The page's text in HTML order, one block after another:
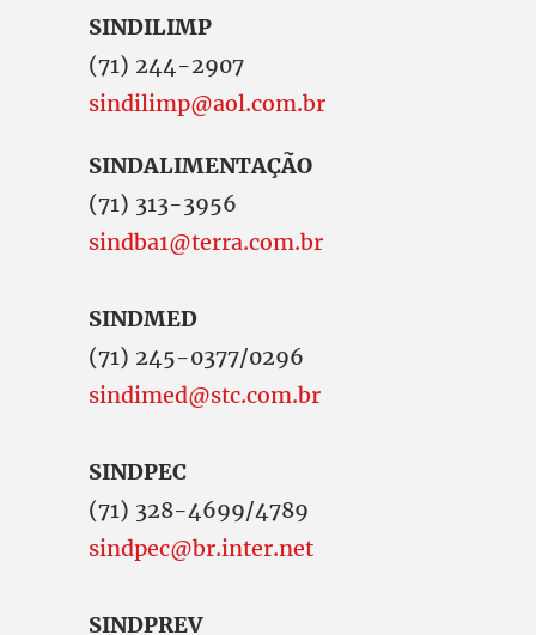
SINDILIMP
(71) 244-2907
sindilimp@aol.com.br
SINDALIMENTAÇÃO
(71) 313-3956
sindba1@terra.com.br
SINDMED
(71) 245-0377/0296
sindimed@stc.com.br
SINDPEC
(71) 328-4699/4789
sindpec@br.inter.net
SINDPREV